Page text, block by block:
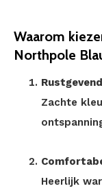
Waarom
Northpole
Zachte
Heerlijk